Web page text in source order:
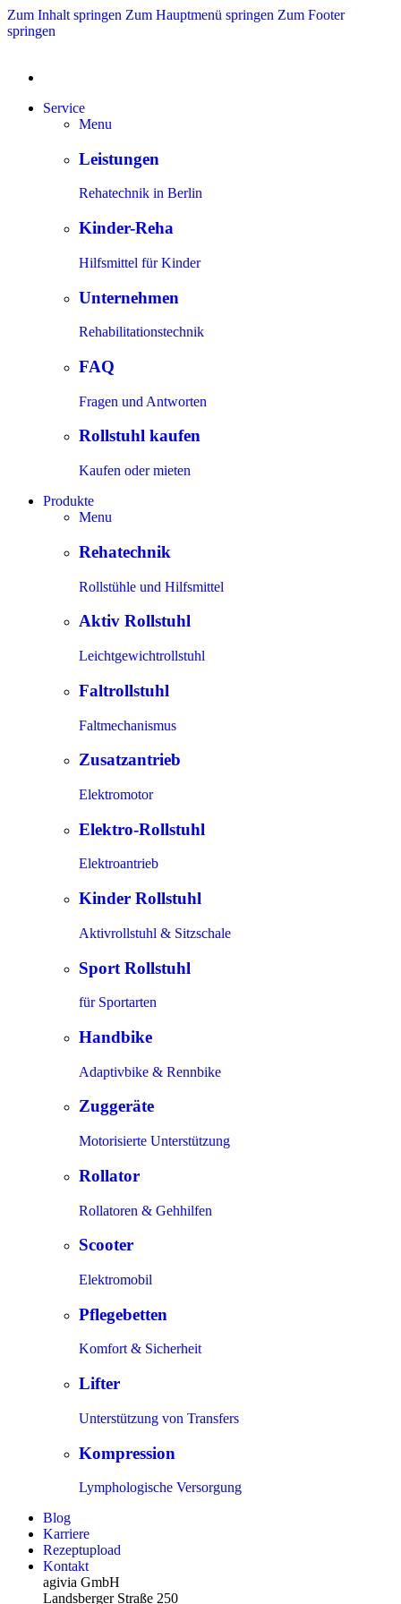
Zum Inhalt springen Zum Hauptmenü springen Zum Footer
springen
Service
Menu
Leistungen
Rehatechnik in Berlin
Kinder-Reha
Hilfsmittel für Kinder
Unternehmen
Rehabilitationstechnik
FAQ
Fragen und Antworten
Rollstuhl kaufen
Kaufen oder mieten
Produkte
Menu
Rehatechnik
Rollstühle und Hilfsmittel
Aktiv Rollstuhl
Leichtgewichtrollstuhl
Faltrollstuhl
Faltmechanismus
Zusatzantrieb
Elektromotor
Elektro-Rollstuhl
Elektroantrieb
Kinder Rollstuhl
Aktivrollstuhl & Sitzschale
Sport Rollstuhl
für Sportarten
Handbike
Adaptivbike & Rennbike
Zuggeräte
Motorisierte Unterstützung
Rollator
Rollatoren & Gehhilfen
Scooter
Elektromobil
Pflegebetten
Komfort & Sicherheit
Lifter
Unterstützung von Transfers
Kompression
Lymphologische Versorgung
Blog
Karriere
Rezeptupload
Kontakt
agivia GmbH
Landsberger Straße 250